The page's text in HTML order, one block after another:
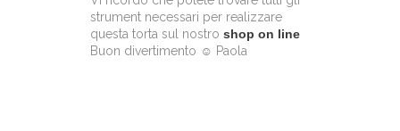
strument necessari per realizzare
questa torta sul nostro shop on line
Buon divertimento ☺ Paola